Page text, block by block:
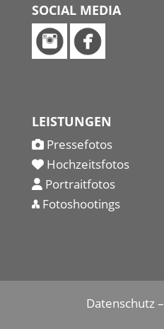
SOCIAL MEDIA
LEISTUNGEN
Pressefotos
Hochzeitsfotos
Portraitfotos
Fotoshootings
Datenschutz–